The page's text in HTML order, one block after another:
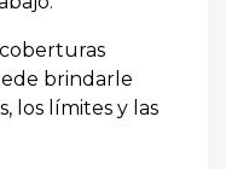
brindarle
los límites y las